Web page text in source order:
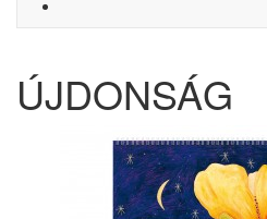
ÚJDONSÁG